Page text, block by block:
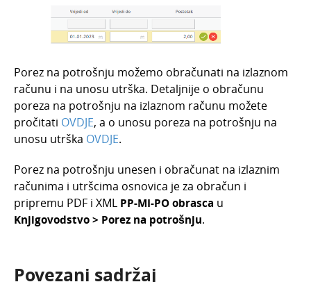
Porez na potrošnju možemo obračunati na izlaznom
računu i na unosu utrška. Detaljnije o obračunu
poreza na potrošnju na izlaznom računu možete
pročitati OVDJE, a o unosu poreza na potrošnju na
unosu utrška OVDJE.
Porez na potrošnju unesen i obračunat na izlaznim
računima i utršcima osnovica je za obračun i
pripremu PDF i XML PP-MI-PO obrasca u
Knjigovodstvo > Porez na potrošnju.
Povezani sadržaj